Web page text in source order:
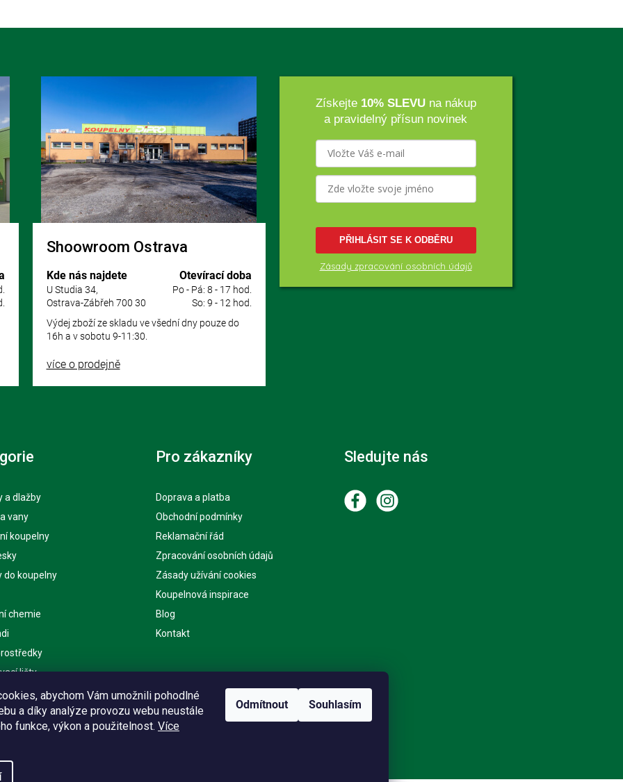
abychom Vám umožnili pohodlné
a díky analýze provozu webu neustále
funkce, výkon a použitelnost. Více
Odmítnout Souhlasím
Shoowroom Ostrava
Kde nás najdete
U Studia 34,
Ostrava-Zábřeh 700 30
Otevírací doba
Po - Pá: 8 - 17 hod.
So: 9 - 12 hod.
Výdej zboží ze skladu ve všední dny pouze do
16h a v sobotu 9-11:30.
více o prodejně
Získejte 10% SLEVUna nákup
a pravidelný přísun novinek
PŘIHLÁSIT SE K ODBĚRU
Zásady zpracování osobních údajů
a dlažby
vany
koupelny
do koupelny
chemie
lišty
Pro zákazníky
Doprava a platba
Obchodní podmínky
Reklamační řád
Zpracování osobních údajů
Zásady užívání cookies
Koupelnová inspirace
Blog
Kontakt
Sledujte nás